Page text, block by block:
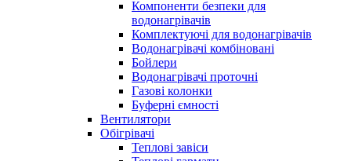
Компоненти безпеки для
водонагрівачів
Комплектуючі для водонагрівачів
Водонагрівачі комбіновані
Бойлери
Водонагрівачі проточні
Газові колонки
Буферні ємності
Вентилятори
Обігрівачі
Теплові завіси